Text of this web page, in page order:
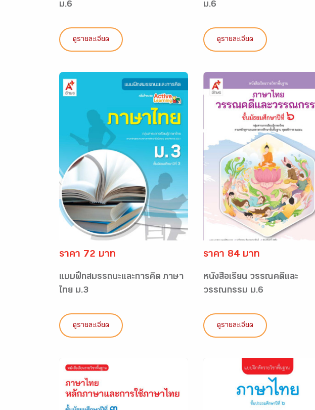
ม.6
ดูรายละเอียด
ม.6
ดูรายละเอียด
ราคา 72 บาท
แบบฝึกสมรรถนะและการคิด ภาษา
ไทย ม.3
ดูรายละเอียด
ราคา 84 บาท
หนังสือเรียน วรรณคดีและ
วรรณกรรม ม.6
ดูรายละเอียด